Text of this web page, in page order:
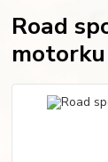
Road